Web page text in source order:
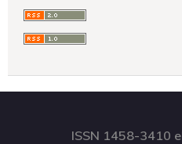
ISSN 1458-3410